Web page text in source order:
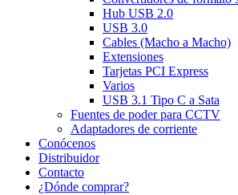
Hub USB 2.0
USB 3.0
Cables (Macho a Macho)
Extensiones
Tarjetas PCI Express
Varios
USB 3.1 Tipo C a Sata
Fuentes de poder para CCTV
Adaptadores de corriente
Conócenos
Distribuidor
Contacto
¿Dónde comprar?